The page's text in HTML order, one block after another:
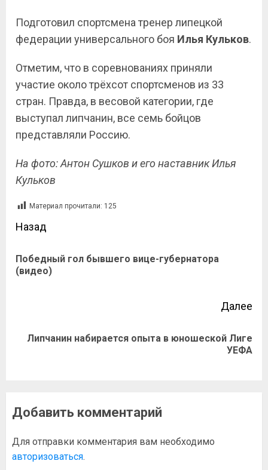
Подготовил спортсмена тренер липецкой
федерации универсального боя Илья Кульков.
Отметим, что в соревнованиях приняли
участие около трёхсот спортсменов из 33
стран. Правда, в весовой категории, где
выступал липчанин, все семь бойцов
представляли Россию.
На фото: Антон Сушков и его наставник Илья
Кульков
Материал прочитали: 125
Назад
Победный гол бывшего вице-губернатора
(видео)
Далее
Липчанин набирается опыта в юношеской Лиге
УЕФА
Добавить комментарий
Для отправки комментария вам необходимо
авторизоваться.